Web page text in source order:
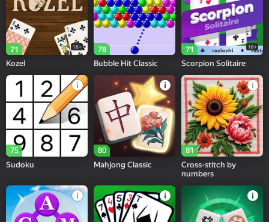
71 18+
Kozel
78
Bubble Hit Classic
71 16+
Scorpion Solitaire
75
Sudoku
80
Mahjong Classic
81
Cross-stitch by
numbers